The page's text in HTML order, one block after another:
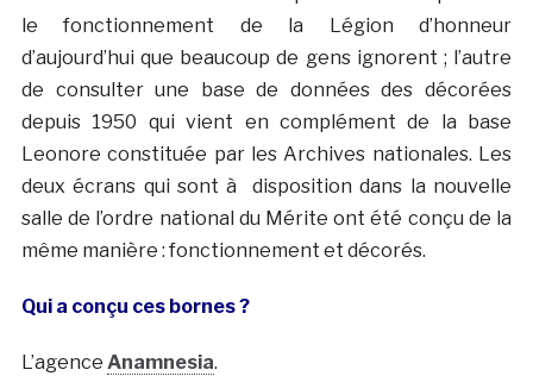
le fonctionnement de la Légion d’honneur
d’aujourd’hui que beaucoup de gens ignorent ; l’autre
de consulter une base de données des décorées
depuis 1950 qui vient en complément de la base
Leonore constituée par les Archives nationales. Les
deux écrans qui sont à disposition dans la nouvelle
salle de l’ordre national du Mérite ont été conçu de la
même manière : fonctionnement et décorés.
Qui a conçu ces bornes ?
L’agence Anamnesia.